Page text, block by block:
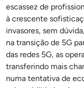
escassez de
à crescente
invasores, sem
na transição de 5G
das redes 5G, as
transferindo mais
numa tentativa de